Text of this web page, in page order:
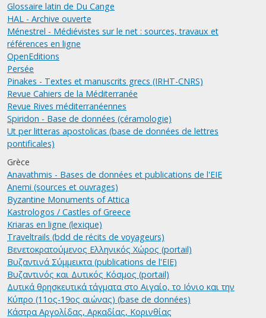
Glossaire latin de Du Cange
HAL - Archive ouverte
Ménestrel - Médiévistes sur le net : sources, travaux et
références en ligne
OpenEditions
Persée
Pinakes - Textes et manuscrits grecs (IRHT-CNRS)
Revue Cahiers de la Méditerranée
Revue Rives méditerranéennes
Spiridon - Base de données (céramologie)
Ut per litteras apostolicas (base de données de lettres
pontificales)
Grèce
Anavathmis - Bases de données et publications de l'EIE
Anemi (sources et ouvrages)
Byzantine Monuments of Attica
Kastrologos / Castles of Greece
Kriaras en ligne (lexique)
Traveltrails (bdd de récits de voyageurs)
Βενετοκρατούμενος Ελληνικός Χώρος (portail)
Βυζαντινά Σύμμεικτα (publications de l'EIE)
Βυζαντινός και Δυτικός Κόσμος (portail)
Δυτικά θρησκευτικά τάγματα στο Αιγαίο, το Ιόνιο και την
Κύπρο (11ος-19ος αιώνας) (base de données)
Κάστρα Αργολίδας, Αρκαδίας, Κορινθίας